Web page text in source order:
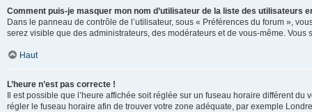
Comment puis-je masquer mon nom d’utilisateur de la liste des utilisateurs
Dans le panneau de contrôle de l’utilisateur, sous « Préférences du forum »,
serez visible que des administrateurs, des modérateurs et de vous-même.
Haut
L’heure n’est pas correcte !
Il est possible que l’heure affichée soit réglée sur un fuseau horaire différent
régler le fuseau horaire afin de trouver votre zone adéquate, par exemple